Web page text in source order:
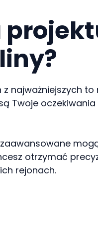
najważniejszych
Twoje
otrzymać
rejonach.